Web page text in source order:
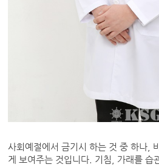
사회예절에서 금기시 하는 것 중 하나,
게 보여주는 것입니다. 기침, 가래를 습